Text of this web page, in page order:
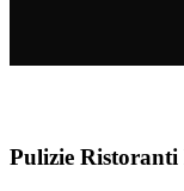
Pulizie